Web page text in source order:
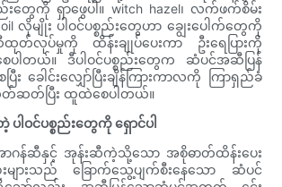
းတွေကို ရှာဖွေပါ။ witch hazel၊ လက်ဖက်စိမ်း
လိုမျိုး ပါဝင်ပစ္စည်းတွေဟာ ချွေးပေါက်တွေကို
ထုတ်လုပ်မှုကို ထိန်းချုပ်ပေးကာ ဦးရေပြားကို
ေပါတယ်။ ဒီပါဝင်ပစ္စည်းတွေက ဆံပင်အဆီပြန်
း ခေါင်းလျှော်ပြီးချိန်ကြားကာလကို ကြာရှည်ခံ
ဆတ်ပြီး ထူထဲစေပါတယ်။
ါဝင်ပစ္စည်းတွေကို ရှောင်ပါ
ာဂန်ဆီနှင့် အုန်းဆီကဲ့သို့သော အစိုဓာတ်ထိန်းပေး
များသည် ခြောက်သွေ့ပျက်စီးနေသော ဆံပင်